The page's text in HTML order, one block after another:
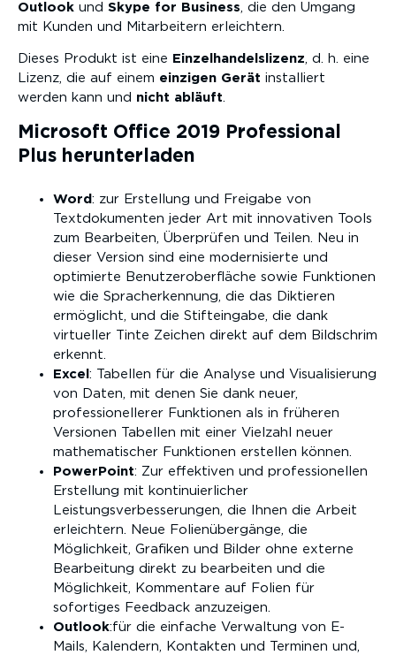
Outlook und Skype for Business , die den Umgang
mit Kunden und Mitarbeitern erleichtern.
Dieses Produkt ist eine Einzelhandelslizenz, d. h. eine
Lizenz, die auf einem einzigen Gerät installiert
werden kann und nicht abläuft.
Microsoft Office 2019 Professional
Plus herunterladen
Word : zur Erstellung und Freigabe von
Textdokumenten jeder Art mit innovativen Tools
zum Bearbeiten, Überprüfen und Teilen. Neu in
dieser Version sind eine modernisierte und
optimierte Benutzeroberfläche sowie Funktionen
wie die Spracherkennung, die das Diktieren
ermöglicht, und die Stifteingabe, die dank
virtueller Tinte Zeichen direkt auf dem Bildschrim
erkennt.
Excel : Tabellen für die Analyse und Visualisierung
von Daten, mit denen Sie dank neuer,
professionellerer Funktionen als in früheren
Versionen Tabellen mit einer Vielzahl neuer
mathematischer Funktionen erstellen können.
PowerPoint: Zur effektiven und professionellen
Erstellung mit kontinuierlicher
Leistungsverbesserungen, die Ihnen die Arbeit
erleichtern. Neue Folienübergänge, die
Möglichkeit, Grafiken und Bilder ohne externe
Bearbeitung direkt zu bearbeiten und die
Möglichkeit, Kommentare auf Folien für
sofortiges Feedback anzuzeigen.
Outlook:für die einfache Verwaltung von E-
Mails, Kalendern, Kontakten und Terminen und,